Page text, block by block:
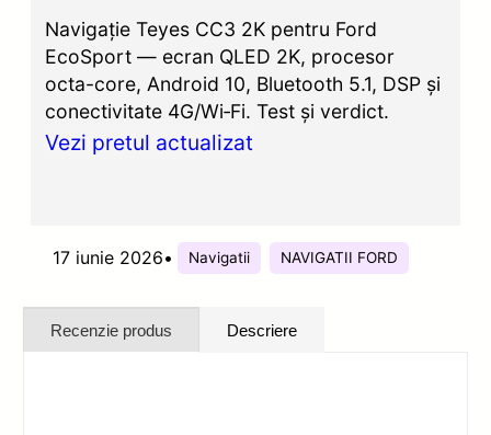
Navigație Teyes CC3 2K pentru Ford
EcoSport — ecran QLED 2K, procesor
octa-core, Android 10, Bluetooth 5.1, DSP și
conectivitate 4G/Wi‑Fi. Test și verdict.
Vezi pretul actualizat
17 iunie 2026• Navigatii NAVIGATII FORD
Recenzie produs Descriere